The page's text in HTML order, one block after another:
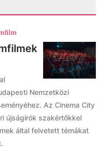
Nemzetközi
Az Cinema City
újságírók szakértőkkel
által felvetett témákat